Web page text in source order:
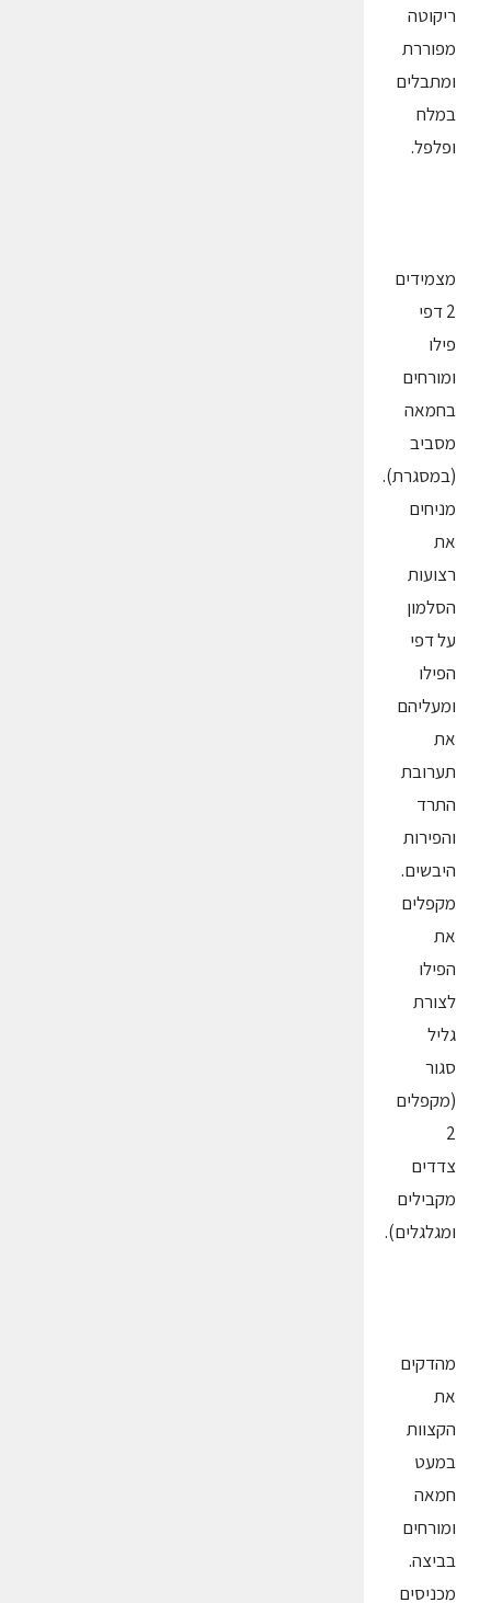
ריקוטה
מפוררת
ומתבלים
במלח
ופלפל.
מצמידים
2 דפי
פילו
ומורחים
בחמאה
מסביב
(במסגרת).
מניחים
את
רצועות
הסלמון
על דפי
הפילו
ומעליהם
את
תערובת
התרד
והפירות
היבשים.
מקפלים
את
הפילו
לצורת
גליל
סגור
(מקפלים
2
צדדים
מקבילים
ומגלגלים).
מהדקים
את
הקצוות
במעט
חמאה
ומורחים
בביצה.
מכניסים